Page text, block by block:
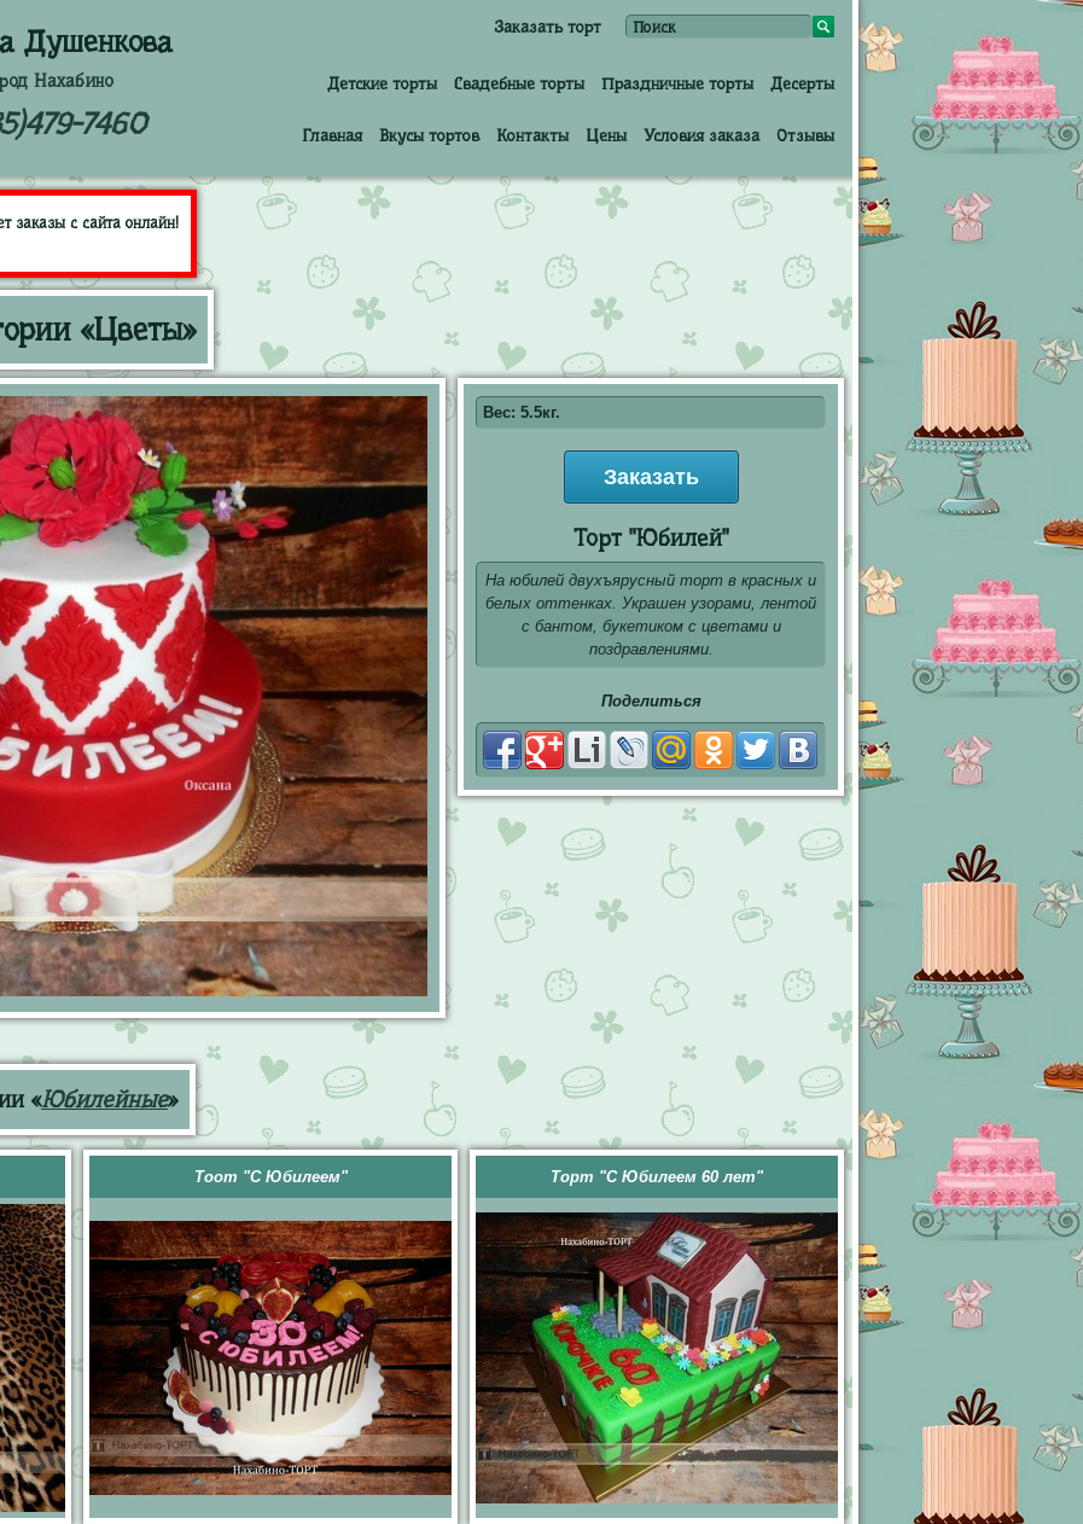
Душенкова
Нахабино
7460
Заказать торт
Детские торты Свадебные торты Праздничные торты Десерты
Главная Вкусы тортов Контакты Цены Условия заказа Отзывы
заказы с сайта онлайн!
«Цветы»
Вес: 5.5кг.
Заказать
Торт "Юбилей"
На юбилей двухъярусный торт в красных и
белых оттенках. Украшен узорами, лентой
с бантом, букетиком с цветами и
поздравлениями.
Поделиться
«Юбилейные»
Тоот "С Юбилеем" Торт "С Юбилеем 60 лет"